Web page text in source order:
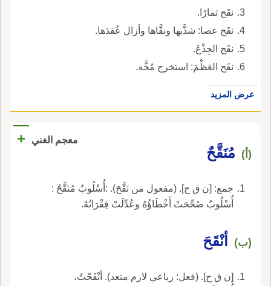
نقَح ثمارًا.
نقَح عصا: شذَّبها ونقَّاها وأزال عُقدَها.
نقَح الجِذْعَ.
نقَح العَظْمَ: استخرج مُخَّه.
عرض المزيد
معجم الغني +
(أ) مُنَقَّحٌ
جمع: [ن ق ح]. (مفعول من نَقَّحَ). :أُسْلُوبٌ مُنَقَّحٌ :
أُسْلُوبٌ صُحِّحَتْ أَخْطَاؤُهُ وعُدِّلَتْ فِقْرَاتُهُ.
(ب) أنْقَحَ
[ن ق ح]. (فعل: رباعي لازم متعد). أنْقَحْتُ،